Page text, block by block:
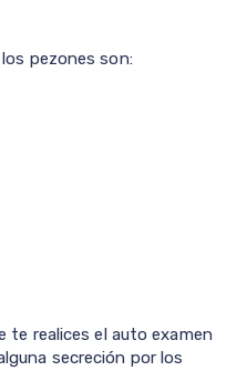
pezones son:
te realices el auto examen
secreción por los